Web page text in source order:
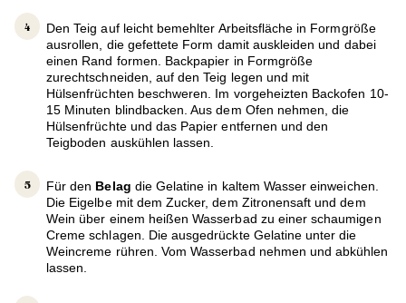
Den Teig auf leicht bemehlter Arbeitsfläche in Formgröße
ausrollen, die gefettete Form damit auskleiden und dabei
einen Rand formen. Backpapier in Formgröße
zurechtschneiden, auf den Teig legen und mit
Hülsenfrüchten beschweren. Im vorgeheizten Backofen 10-
15 Minuten blindbacken. Aus dem Ofen nehmen, die
Hülsenfrüchte und das Papier entfernen und den
Teigboden auskühlen lassen.
Für den Belag die Gelatine in kaltem Wasser einweichen.
Die Eigelbe mit dem Zucker, dem Zitronensaft und dem
Wein über einem heißen Wasserbad zu einer schaumigen
Creme schlagen. Die ausgedrückte Gelatine unter die
Weincreme rühren. Vom Wasserbad nehmen und abkühlen
lassen.